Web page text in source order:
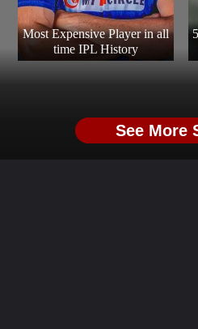
Most Expensive Player in all
time IPL History
See More